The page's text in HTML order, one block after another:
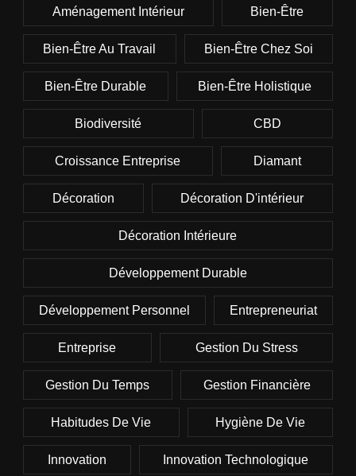
Aménagement Intérieur Bien-Être
Bien-Être Au Travail Bien-Être Chez Soi
Bien-Être Durable Bien-Être Holistique
Biodiversité CBD
Croissance Entreprise Diamant
Décoration Décoration D'intérieur
Décoration Intérieure
Développement Durable
Développement Personnel Entrepreneuriat
Entreprise Gestion Du Stress
Gestion Du Temps Gestion Financière
Habitudes De Vie Hygiène De Vie
Innovation Innovation Technologique